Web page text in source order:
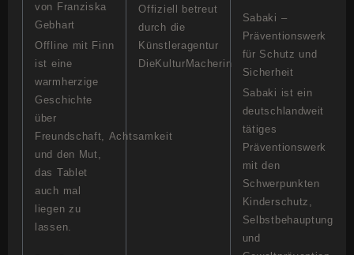
von Franziska
Gebhart
Offline mit Finn
ist eine
warmherzige
Geschichte
über
Freundschaft, Achtsamkeit
und den Mut,
das Tablet
auch mal
liegen zu
lassen.
Offiziell betreut
durch die
Künstleragentur
DieKulturMacherin
Sabaki –
Präventionswerk
für Schutz und
Sicherheit
Sabaki ist ein
deutschlandweit
tätiges
Präventionswerk
mit den
Schwerpunkten
Kinderschutz,
Selbstbehauptung
und